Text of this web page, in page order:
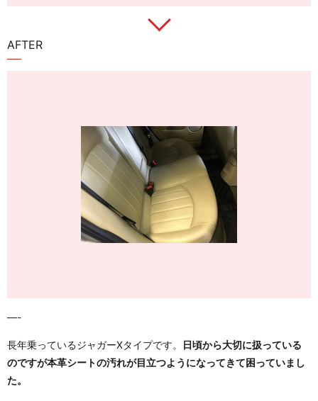
AFTER
—-
長年乗っているジャガーXタイプです。
日頃から大切に扱っている
のですが本革シートの汚れが目立つようになってきて困っていまし
た。